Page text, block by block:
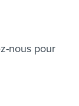
nous pour